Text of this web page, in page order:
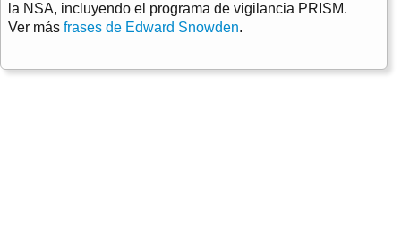
la NSA, incluyendo el programa de vigilancia PRISM.
Ver más frases de Edward Snowden.